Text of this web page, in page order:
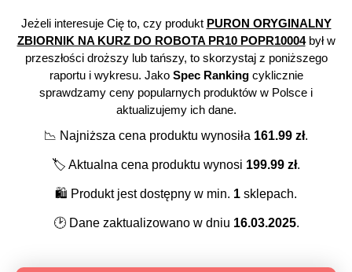
Jeżeli interesuje Cię to, czy produkt PURON ORYGINALNY
ZBIORNIK NA KURZ DO ROBOTA PR10 POPR10004był w
przeszłości droższy lub tańszy, to skorzystaj z poniższego
raportu i wykresu. Jako Spec Rankingcyklicznie
sprawdzamy ceny popularnych produktów w Polsce i
aktualizujemy ich dane.
📉 Najniższa cena produktu wynosiła 161.99 zł.
🏷️ Aktualna cena produktu wynosi 199.99 zł.
🛍️ Produkt jest dostępny w min. 1 sklepach.
🕑Dane zaktualizowano w dniu 16.03.2025.